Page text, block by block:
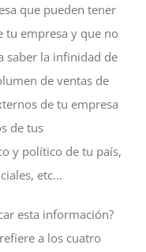
que pueden tener
tu empresa y que no
saber la infinidad de
de ventas de
de tu empresa
de tus
y político de tu país,
etc…
esta información?
a los cuatro